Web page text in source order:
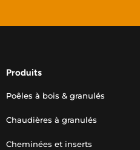
Produits
Poêles à bois & granulés
Chaudières à granulés
Cheminées et inserts